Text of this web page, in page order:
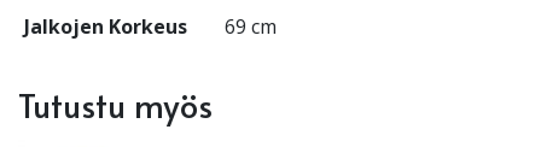
Jalkojen Korkeus
69 cm
Tutustu myös